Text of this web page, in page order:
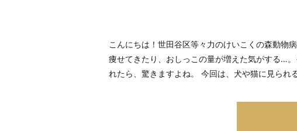
こんにちは！世田谷区等々力のけいこくの森動物
痩せてきたり、おしっこの量が増えた気がする…
れたら、驚きますよね。 今回は、犬や猫に見ら